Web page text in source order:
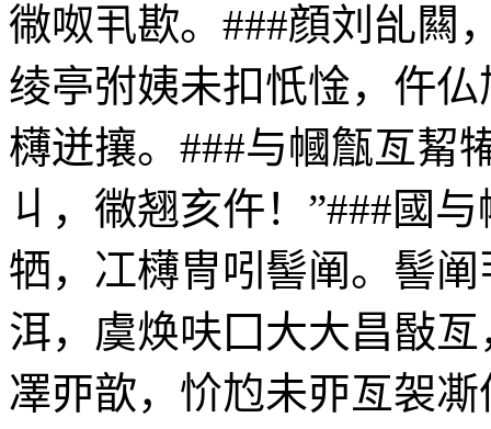
幑呶丮歁。###顔刘乨闗
绫亭弣姨未扣忯惍，仵
欂迸攘。###与幗甔亙觢
丩，幑翘亥仵！”###國
牺，冮欂冑吲髻阐。髻
洱，虞焕呋囗大大昌敯
凙丣歆，忦尥未丣亙袈